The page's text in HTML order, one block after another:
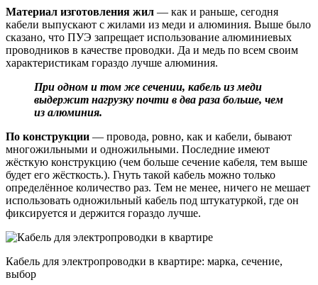
Материал изготовления жил — как и раньше, сегодня
кабели выпускают с жилами из меди и алюминия. Выше было
сказано, что ПУЭ запрещает использование алюминиевых
проводников в качестве проводки. Да и медь по всем своим
характеристикам гораздо лучше алюминия.
При одном и том же сечении, кабель из меди
выдержит нагрузку почти в два раза больше, чем
из алюминия.
По конструкции — провода, ровно, как и кабели, бывают
многожильными и одножильными. Последние имеют
жёсткую конструкцию (чем больше сечение кабеля, тем выше
будет его жёсткость.). Гнуть такой кабель можно только
определённое количество раз. Тем не менее, ничего не мешает
использовать одножильный кабель под штукатуркой, где он
фиксируется и держится гораздо лучше.
Кабель для электропроводки в квартире: марка, сечение,
выбор